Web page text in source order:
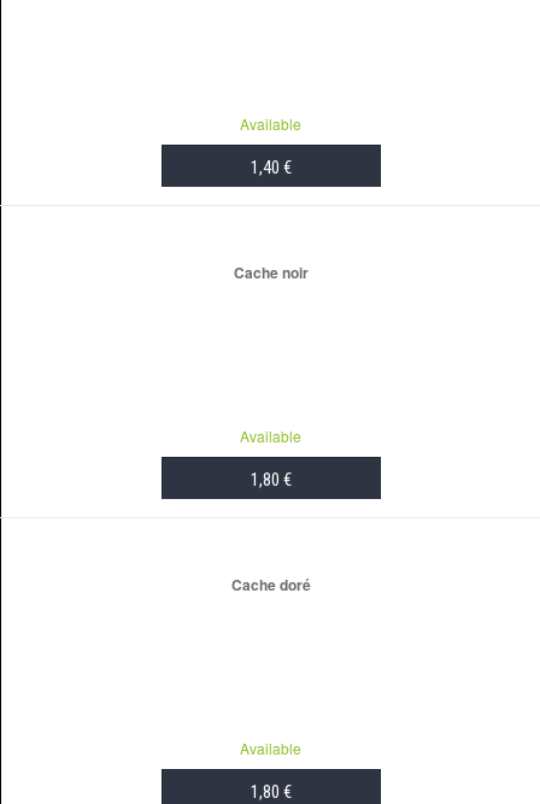
Available
1,40 €
Cache noir
Available
1,80 €
Cache doré
Available
1,80 €